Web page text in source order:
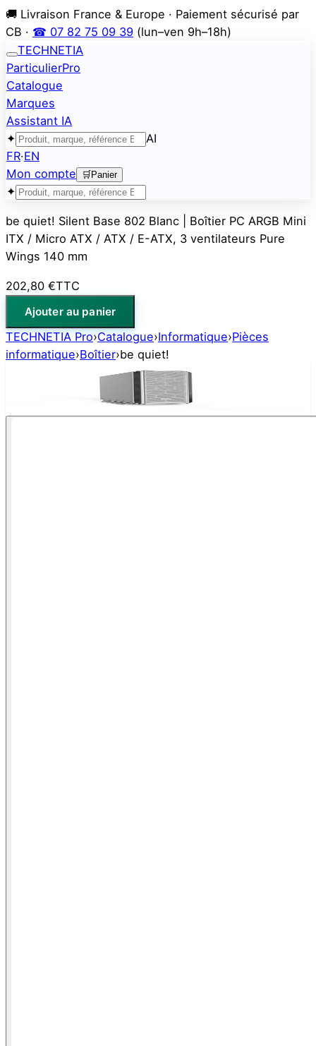
🚚 Livraison France & Europe · Paiement sécurisé par
CB · ☎ 07 82 75 09 39 (lun–ven 9h–18h)
TECHNETIA
ParticulierPro
Catalogue
Marques
Assistant IA
✦
AI
FR·EN
Mon compte
🛒 Panier
✦
be quiet! Silent Base 802 Blanc | Boîtier PC ARGB Mini
ITX / Micro ATX / ATX / E-ATX, 3 ventilateurs Pure
Wings 140 mm
202,80 €TTC
Ajouter au panier
TECHNETIA Pro›Catalogue›Informatique›Pièces
informatique›Boîtier›be quiet!